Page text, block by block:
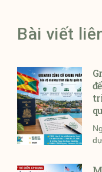
Bài viết